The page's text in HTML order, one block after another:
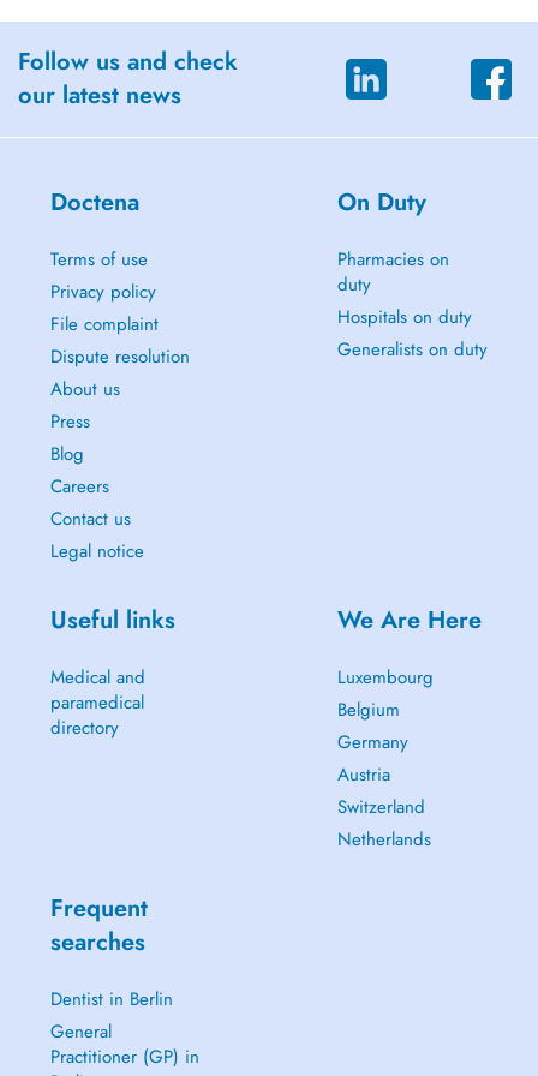
Follow us and check
our latest news
Doctena
Terms of use
Privacy policy
File complaint
Dispute resolution
About us
Press
Blog
Careers
Contact us
Legal notice
On Duty
Pharmacies on
duty
Hospitals on duty
Generalists on duty
Useful links
Medical and
paramedical
directory
We Are Here
Luxembourg
Belgium
Germany
Austria
Switzerland
Netherlands
Frequent
searches
Dentist in Berlin
General
Practitioner (GP) in